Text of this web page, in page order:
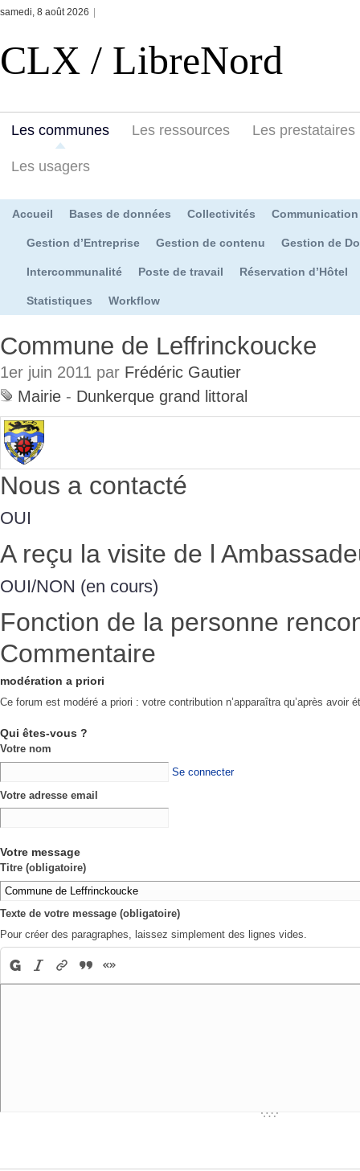
samedi, 8 août 2026
CLX / LibreNord
Les communes Les ressources Les prestataires
Les usagers
Accueil Bases de données Collectivités Communication
Gestion d’Entreprise Gestion de contenu Gestion de
Intercommunalité Poste de travail Réservation d’Hôtel
Statistiques Workflow
Commune de Leffrinckoucke
1er juin 2011 par Frédéric Gautier
Mairie - Dunkerque grand littoral
Nous a contacté
OUI
A reçu la visite de l
OUI/NON (en cours)
Fonction de la personne
Commentaire
modération a priori
Ce forum est modéré a priori : votre contribution n’apparaîtra qu’après avoir
Qui êtes-vous ?
Votre nom
Se connecter
Votre adresse email
Votre message
Titre (obligatoire)
Texte de votre message (obligatoire)
Pour créer des paragraphes, laissez simplement des lignes vides.